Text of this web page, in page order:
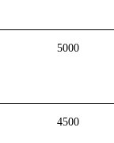
5000
4500